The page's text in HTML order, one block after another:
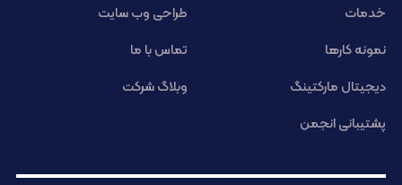
خدمات
طراحی وب سایت
نمونه کارها
تماس با ما
دیجیتال مارکتینگ
وبلاگ شرکت
پشتیبانی انجمن